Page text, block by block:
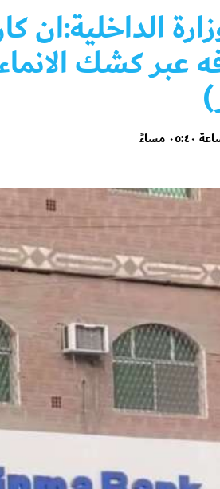
الداخلية:ان
كشك الانماء